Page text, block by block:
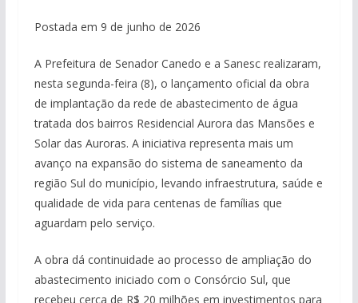
Postada em 9 de junho de 2026
A Prefeitura de Senador Canedo e a Sanesc realizaram,
nesta segunda-feira (8), o lançamento oficial da obra
de implantação da rede de abastecimento de água
tratada dos bairros Residencial Aurora das Mansões e
Solar das Auroras. A iniciativa representa mais um
avanço na expansão do sistema de saneamento da
região Sul do município, levando infraestrutura, saúde e
qualidade de vida para centenas de famílias que
aguardam pelo serviço.
A obra dá continuidade ao processo de ampliação do
abastecimento iniciado com o Consórcio Sul, que
recebeu cerca de R$ 20 milhões em investimentos para